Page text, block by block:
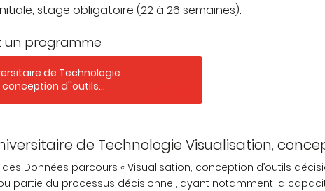
stage obligatoire (22 à 26 semaines).
un programme
de Technologie
conception d''outils
de Technologie Visualisation,
des Données parcours « Visualisation, conception d’outils
partie du processus décisionnel, ayant notamment la